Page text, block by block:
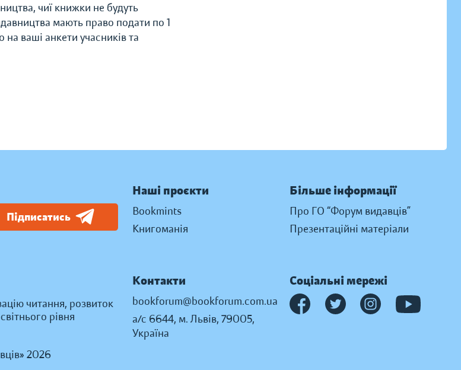
чиї книжки не будуть
мають право подати по 1
ваші анкети учасників та
Підписатись
читання, розвиток
рівня
2026
Наші проєкти
Bookmints
Книгоманія
Більше інформації
Про ГО “Форум видавців”
Презентаційні матеріали
Контакти
bookforum@bookforum.com.ua
а/с 6644, м. Львів, 79005,
Україна
Соціальні мережі